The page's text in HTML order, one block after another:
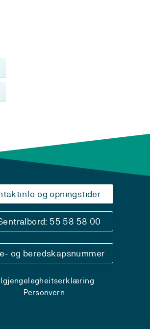
og opningstider
55 58 58 00
og beredskapsnummer
Personvern